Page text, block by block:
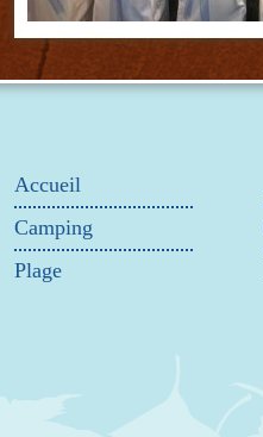
Accueil
Camping
Plage